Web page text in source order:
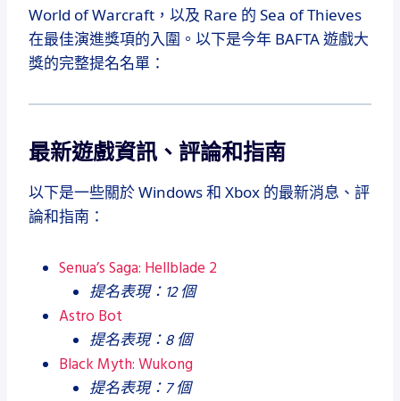
World of Warcraft，以及 Rare 的 Sea of Thieves
在最佳演進獎項的入圍。以下是今年 BAFTA 遊戲大
獎的完整提名名單：
最新遊戲資訊、評論和指南
以下是一些關於 Windows 和 Xbox 的最新消息、評
論和指南：
Senua’s Saga: Hellblade 2
提名表現：12 個
Astro Bot
提名表現：8 個
Black Myth: Wukong
提名表現：7 個